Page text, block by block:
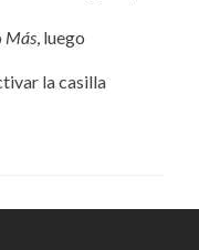
Más, luego
la casilla